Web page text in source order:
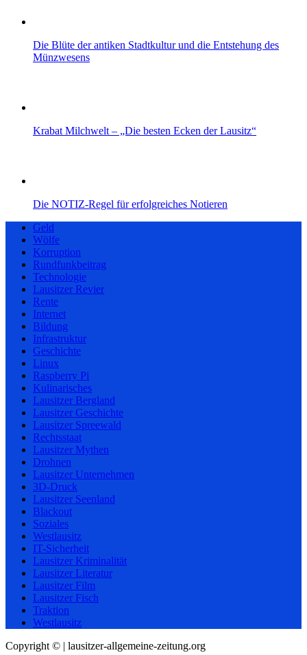
Die Blüte der antiken Stadtkultur und die Entstehung des
Münzwesens
Krabat Milchwelt – „Die besten Ecken der Lausitz“
Die NOTIZ-Regel für erfolgreiches Notieren
Geld
Wölfe
Korruption
Rundfunkbeitrag
Technologie
Lausitzer Revier
Rente
Internet
Bildung
Infrastruktur
Geschichte
Linux
Raspberry Pi
Kulinarisches
Lausitzer Bergland
Lausitzer Geschichte
Lausitzer Spreewald
Rechtsstaat
Lausitzer Mythen
Drohnen
Lausitzer Unternehmen
3D-Druck
Lausitzer Seenland
Blackout
Soziales
Westlausitz
IT-Sicherheit
Lausitzer Kriminalität
Lausitzer Literatur
Lausitzer Film
Lausitzer Fisch
Traktion
Westlausitz
Copyright © | lausitzer-allgemeine-zeitung.org